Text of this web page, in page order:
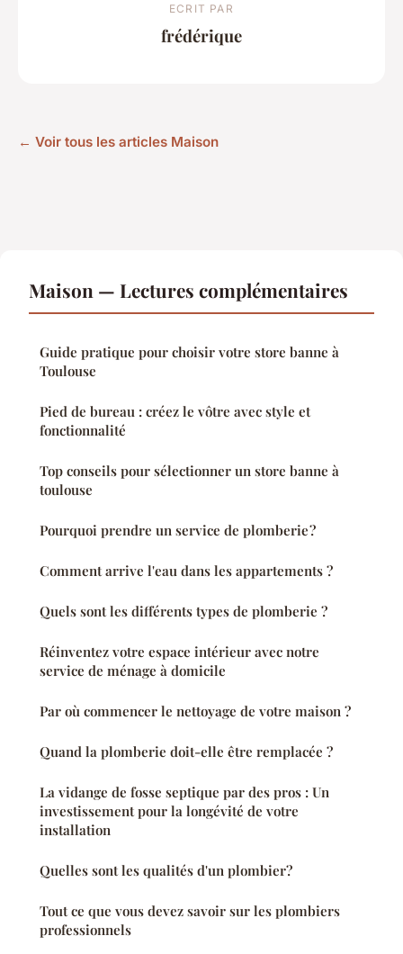
ECRIT PAR
frédérique
← Voir tous les articles Maison
Maison — Lectures complémentaires
Guide pratique pour choisir votre store banne à
Toulouse
Pied de bureau : créez le vôtre avec style et
fonctionnalité
Top conseils pour sélectionner un store banne à
toulouse
Pourquoi prendre un service de plomberie ?
Comment arrive l'eau dans les appartements ?
Quels sont les différents types de plomberie ?
Réinventez votre espace intérieur avec notre
service de ménage à domicile
Par où commencer le nettoyage de votre maison ?
Quand la plomberie doit-elle être remplacée ?
La vidange de fosse septique par des pros : Un
investissement pour la longévité de votre
installation
Quelles sont les qualités d'un plombier?
Tout ce que vous devez savoir sur les plombiers
professionnels